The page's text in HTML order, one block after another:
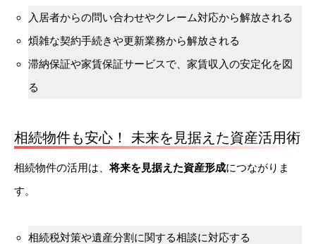
入居者からの問い合わせやクレーム対応から解放される
煩雑な契約手続きや更新業務から解放される
滞納保証や家賃保証サービスで、家賃収入の安定化を図
る
相続物件も安心！ 未来を見据えた資産活用術
相続物件の活用は、将来を見据えた資産形成につながりま
す。
相続税対策や遺産分割に関する相談に対応する